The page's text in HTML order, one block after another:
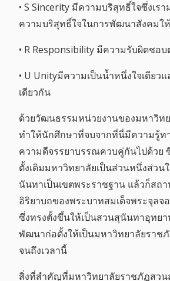
• S Sincerity มีความบริสุทธิ์ใจซึ่งเ
ความบริสุทธิ์ใจในการพัฒนาสังคมใ
• R Responsibility มีความรับผิดชอ
• U Unityมีความเป็นน้ำหนึ่งใจเดียว
เดียวกัน
ด้วยวัฒนธรรมหน่วยงานของมหาวิท
ทำให้นักศึกษาที่จบจากที่นี่มีความรู้ท
ความดีจรรยาบรรณควบคู่กันไปด้วย
ตั้งเดิมมหาวิทยาลัยเป็นส่วนหนึ่งส่วน
นันทาเป็นเขตพระราชฐาน แล้วก็สถ
อิริยาบถของพระบาทสมเด็จพระจุลจ
ซึ่งทรงตั้งขึ้นให้เป็นสวนสุนันทาอุทย
พัฒนาก่อตั้งให้เป็นมหาวิทยาลัยราช
จนถึงเวลานี้
สิ่งที่สำคัญที่มหาวิทยาลัยราชภัฏสวน